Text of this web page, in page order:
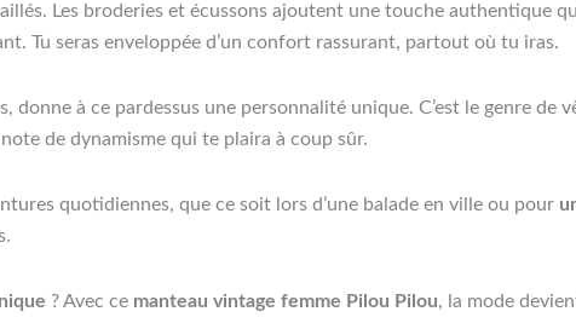
Les broderies et écussons ajoutent une touche authentique
Tu seras enveloppée d’un confort rassurant, partout où tu iras.
à ce pardessus une personnalité unique. C’est le genre de
de dynamisme qui te plaira à coup sûr.
quotidiennes, que ce soit lors d’une balade en ville ou pour
? Avec ce manteau vintage femme Pilou Pilou, la mode